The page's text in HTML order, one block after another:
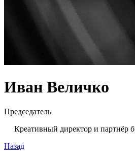
Иван Величко
Председатель
Креативный директор и партнёр
Назад